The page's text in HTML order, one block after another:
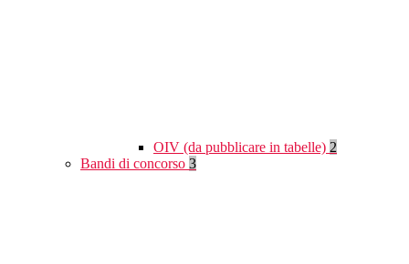
OIV (da pubblicare in tabelle) 2
Bandi di concorso 3